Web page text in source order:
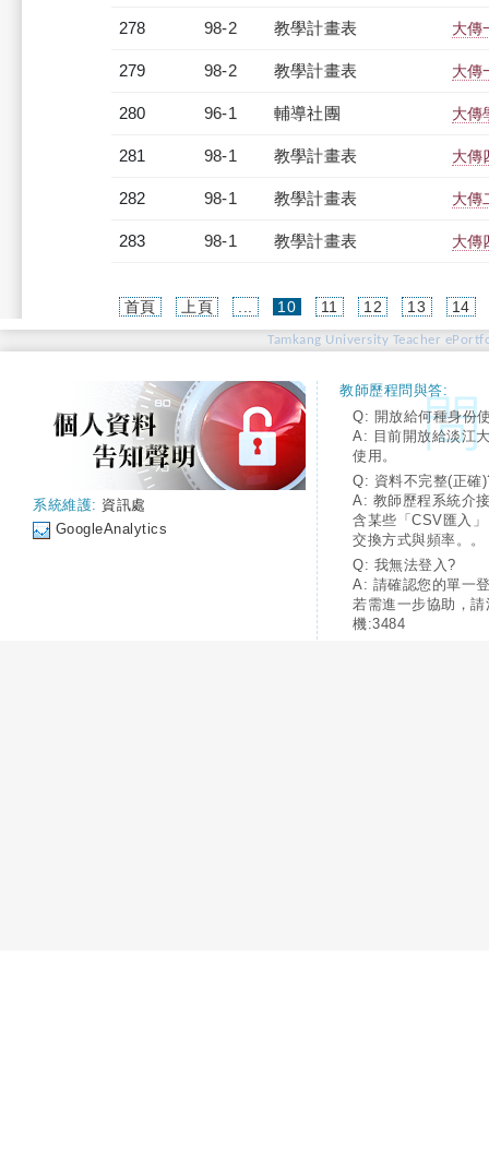
278 98-2 教學計畫表 大傳
279 98-2 教學計畫表 大傳
280 96-1 輔導社團 大傳
281 98-1 教學計畫表 大傳
282 98-1 教學計畫表 大傳
283 98-1 教學計畫表 大傳
首頁 上頁 10(current)
11 12 13 14
Tamkang University Teacher
系統維護: 資訊處
GoogleAnalytics
教師歷程問與答:
Q: 開放給何種身份
A: 目前開放給淡江
使用。
Q: 資料不完整(正確
A: 教師歷程系統介
含某些「CSV匯入
交換方式與頻率。。
Q: 我無法登入?
A: 請確認您的單一
若需進一步協助，
機:3484